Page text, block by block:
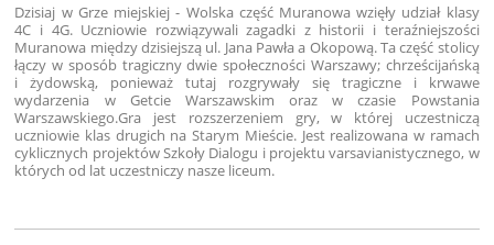
Dzisiaj w Grze miejskiej - Wolska część Muranowa wzięły udział klasy
4C i 4G. Uczniowie rozwiązywali zagadki z historii i teraźniejszości
Muranowa między dzisiejszą ul. Jana Pawła a Okopową. Ta część stolicy
łączy w sposób tragiczny dwie społeczności Warszawy; chrześcijańską
i żydowską, ponieważ tutaj rozgrywały się tragiczne i krwawe
wydarzenia w Getcie Warszawskim oraz w czasie Powstania
Warszawskiego.Gra jest rozszerzeniem gry, w której uczestniczą
uczniowie klas drugich na Starym Mieście. Jest realizowana w ramach
cyklicznych projektów Szkoły Dialogu i projektu varsavianistycznego, w
których od lat uczestniczy nasze liceum.